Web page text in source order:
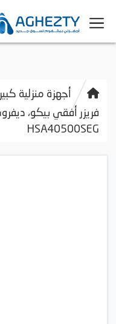
أجهزة منزلية
HSA40500SEG